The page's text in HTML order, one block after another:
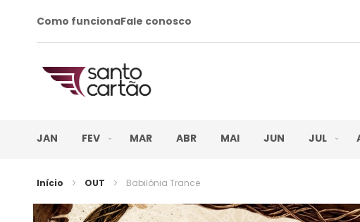
Como funcionaFale conosco
JAN FEV MAR ABR MAI JUN JUL
Início OUT Babilônia Trance